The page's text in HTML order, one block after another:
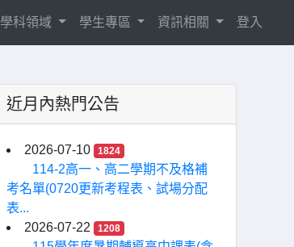
學科領域 學生專區 資訊相關 登入
近月內熱門公告
2026-07-10 1824
114-2高一、高二學期不及格補
考名單(0720更新考程表、試場分配
表...
2026-07-22
1208